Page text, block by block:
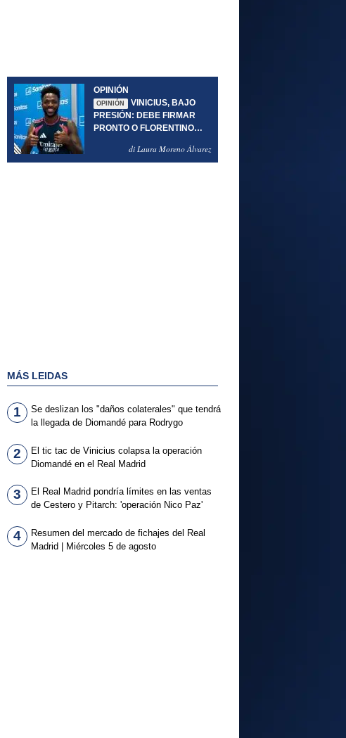
OPINIÓN
OPINIÓN
VINICIUS, BAJO
PRESIÓN: DEBE FIRMAR
PRONTO O FLORENTINO
di Laura Moreno Álvarez
MÁS LEIDAS
1
Se deslizan los "daños colaterales" que tendrá
la llegada de Diomandé para Rodrygo
2
El tic tac de Vinicius colapsa la operación
Diomandé en el Real Madrid
3
El Real Madrid pondría límites en las ventas
de Cestero y Pitarch: 'operación Nico Paz'
4
Resumen del mercado de fichajes del Real
Madrid | Miércoles 5 de agosto